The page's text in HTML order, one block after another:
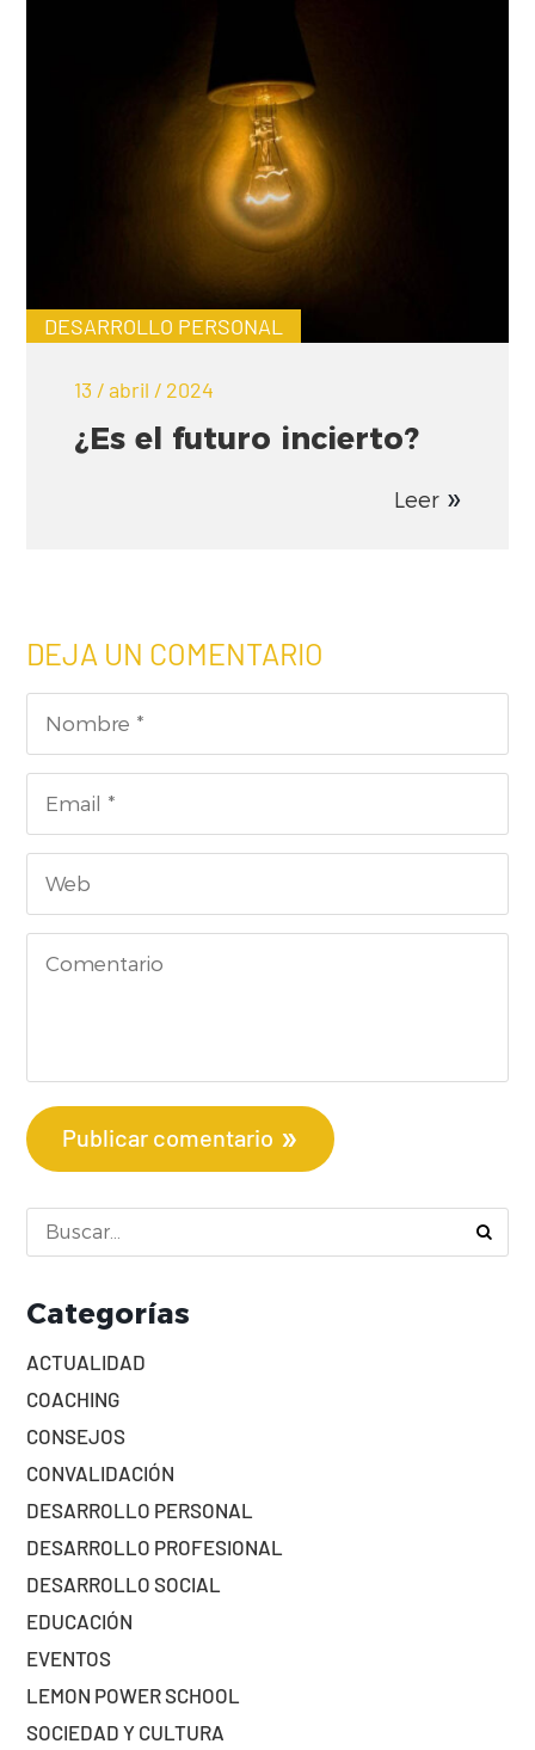
DESARROLLO PERSONAL
13 / abril / 2024
¿Es el futuro incierto?
Leer
DEJA UN COMENTARIO
Publicar comentario
Categorías
ACTUALIDAD
COACHING
CONSEJOS
CONVALIDACIÓN
DESARROLLO PERSONAL
DESARROLLO PROFESIONAL
DESARROLLO SOCIAL
EDUCACIÓN
EVENTOS
LEMON POWER SCHOOL
SOCIEDAD Y CULTURA